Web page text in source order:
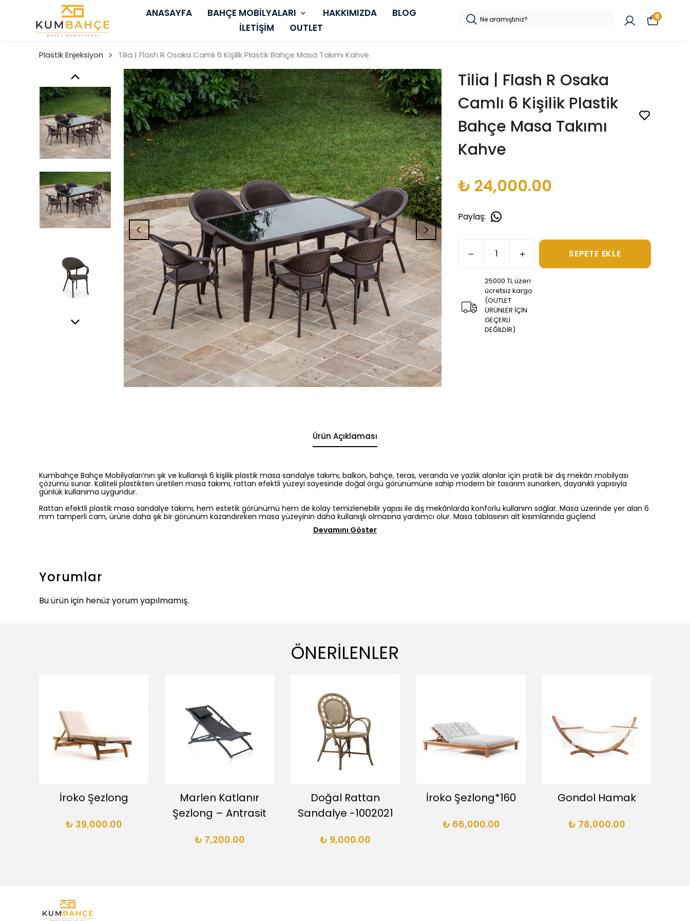
ANASAYFA BAHÇE MOBİLYALARI HAKKIMIZDA
BLOG
İLETİŞİM
OUTLET
0
Plastik Enjeksiyon Tilia | Flash R Osaka Camlı 6 Kişilik Plastik Bahçe Masa Takımı Kahve
Tilia | Flash R Osaka
Camlı 6 Kişilik Plastik
Bahçe Masa Takımı
Kahve
₺ 24,000.00
Paylaş:
SEPETE EKLE
25000 TL üzeri
ücretsiz kargo
(OUTLET
ÜRÜNLER İÇİN
GEÇERLİ
DEĞİLDİR)
Ürün Açıklaması
Kumbahçe Bahçe Mobilyaları’nın şık ve kullanışlı 6 kişilik plastik masa sandalye takımı, balkon, bahçe, teras, veranda ve yazlık alanlar için pratik bir dış mekân mobilyası
çözümü sunar. Kaliteli plastikten üretilen masa takımı, rattan efektli yüzeyi sayesinde doğal örgü görünümüne sahip modern bir tasarım sunarken, dayanıklı yapısıyla
günlük kullanıma uygundur.
Rattan efektli plastik masa sandalye takımı, hem estetik görünümü hem de kolay temizlenebilir yapısı ile dış mekânlarda konforlu kullanım sağlar. Masa üzerinde yer alan 6
mm tamperli cam, ürüne daha şık bir görünüm kazandırırken masa yüzeyinin daha kullanışlı olmasına yardımcı olur. Masa tablasının alt kısımlarında güçlend
Devamını Göster
Yorumlar
Bu ürün için henüz yorum yapılmamış.
ÖNERİLENLER
İroko Şezlong
₺ 39,000.00
Marlen Katlanır
Şezlong – Antrasit
₺ 7,200.00
Doğal Rattan
Sandalye -1002021
₺ 9,000.00
İroko Şezlong*160
₺ 66,000.00
Gondol Hamak
₺ 78,000.00